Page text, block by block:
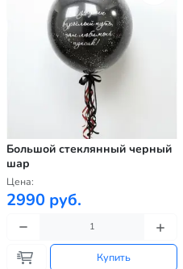
Большой стеклянный черный
шар
Цена:
2990 руб.
Купить